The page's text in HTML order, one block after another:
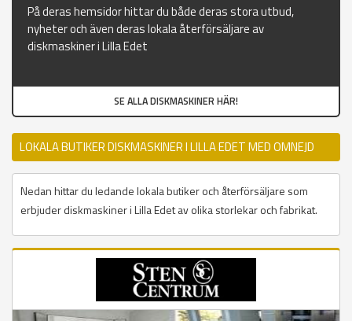
På deras hemsidor hittar du både deras stora utbud,
nyheter och även deras lokala återförsäljare av
diskmaskiner i Lilla Edet
SE ALLA DISKMASKINER HÄR!
LOKALA BUTIKER DISKMASKINER I LILLA EDET MED OMNEJD
Nedan hittar du ledande lokala butiker och återförsäljare som
erbjuder diskmaskiner i Lilla Edet av olika storlekar och fabrikat.